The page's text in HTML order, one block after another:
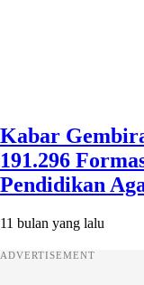
Kabar
191.296
Pendidikan
11 bulan yang lalu
ADVERTISEMENT